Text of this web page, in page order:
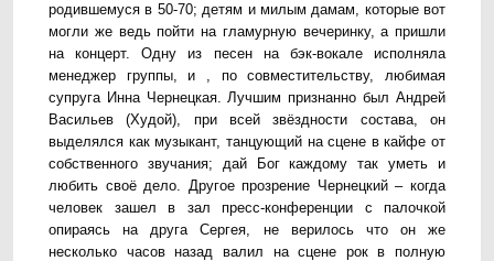
родившемуся в 50-70; детям и милым дамам, которые вот
могли же ведь пойти на гламурную вечеринку, а пришли
на концерт. Одну из песен на бэк-вокале исполняла
менеджер группы, и , по совместительству, любимая
супруга Инна Чернецкая. Лучшим признанно был Андрей
Васильев (Худой), при всей звёздности состава, он
выделялся как музыкант, танцующий на сцене в кайфе от
собственного звучания; дай Бог каждому так уметь и
любить своё дело. Другое прозрение Чернецкий – когда
человек зашел в зал пресс-конференции с палочкой
опираясь на друга Сергея, не верилось что он же
несколько часов назад валил на сцене рок в полную